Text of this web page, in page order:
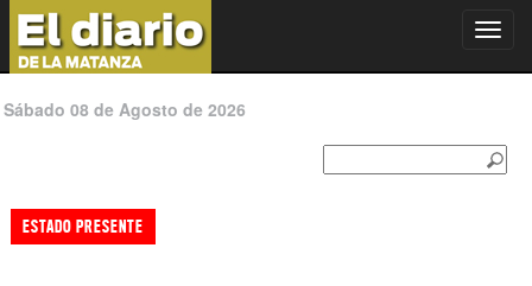
Sábado 08 de Agosto de 2026
ESTADO PRESENTE